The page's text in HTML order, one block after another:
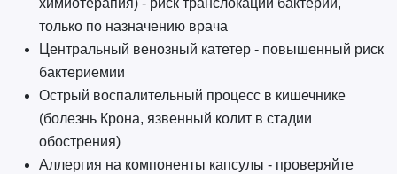
химиотерапия) - риск транслокации бактерий,
только по назначению врача
Центральный венозный катетер - повышенный риск
бактериемии
Острый воспалительный процесс в кишечнике
(болезнь Крона, язвенный колит в стадии
обострения)
Аллергия на компоненты капсулы - проверяйте